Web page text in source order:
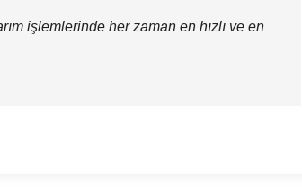
işlemlerinde her zaman en hızlı ve en